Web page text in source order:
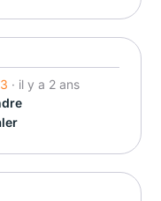
· il y a 2 ans